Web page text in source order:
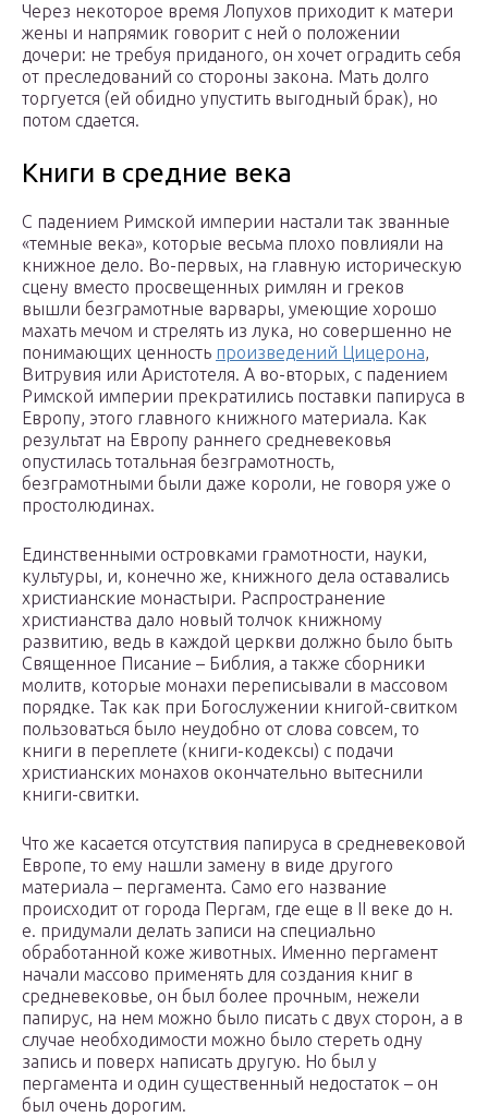
Через некоторое время Лопухов приходит к матери
жены и напрямик говорит с ней о положении
дочери: не требуя приданого, он хочет оградить себя
от преследований со стороны закона. Мать долго
торгуется (ей обидно упустить выгодный брак), но
потом сдается.
Книги в средние века
С падением Римской империи настали так званные
«темные века», которые весьма плохо повлияли на
книжное дело. Во-первых, на главную историческую
сцену вместо просвещенных римлян и греков
вышли безграмотные варвары, умеющие хорошо
махать мечом и стрелять из лука, но совершенно не
понимающих ценность произведений Цицерона,
Витрувия или Аристотеля. А во-вторых, с падением
Римской империи прекратились поставки папируса в
Европу, этого главного книжного материала. Как
результат на Европу раннего средневековья
опустилась тотальная безграмотность,
безграмотными были даже короли, не говоря уже о
простолюдинах.
Единственными островками грамотности, науки,
культуры, и, конечно же, книжного дела оставались
христианские монастыри. Распространение
христианства дало новый толчок книжному
развитию, ведь в каждой церкви должно было быть
Священное Писание – Библия, а также сборники
молитв, которые монахи переписывали в массовом
порядке. Так как при Богослужении книгой-свитком
пользоваться было неудобно от слова совсем, то
книги в переплете (книги-кодексы) с подачи
христианских монахов окончательно вытеснили
книги-свитки.
Что же касается отсутствия папируса в средневековой
Европе, то ему нашли замену в виде другого
материала – пергамента. Само его название
происходит от города Пергам, где еще в ІІ веке до н.
е. придумали делать записи на специально
обработанной коже животных. Именно пергамент
начали массово применять для создания книг в
средневековье, он был более прочным, нежели
папирус, на нем можно было писать с двух сторон, а в
случае необходимости можно было стереть одну
запись и поверх написать другую. Но был у
пергамента и один существенный недостаток – он
был очень дорогим.